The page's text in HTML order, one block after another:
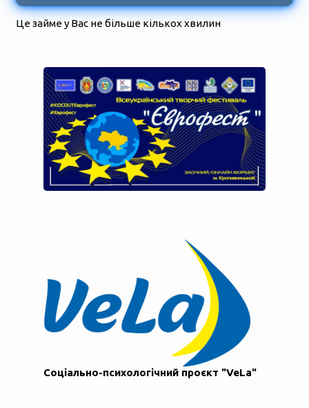
Це займе у Вас не більше кількох хвилин
Соціально-психологічний проєкт "VeLa"